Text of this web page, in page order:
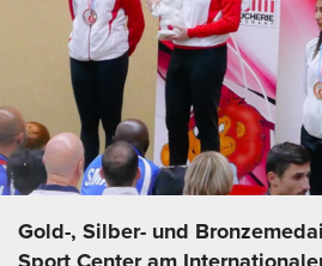
Gold-, Silber- und